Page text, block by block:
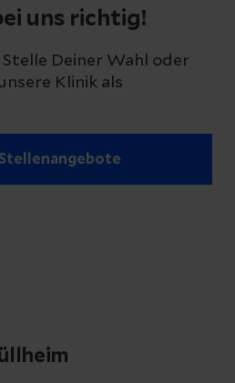
uns richtig!
Deiner Wahl oder
Klinik als